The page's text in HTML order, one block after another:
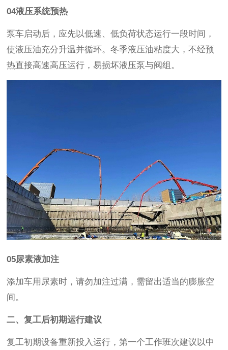
04液压系统预热
泵车启动后，应先以低速、低负荷状态运行一段时间，
使液压油充分升温并循环。冬季液压油粘度大，不经预
热直接高速高压运行，易损坏液压泵与阀组。
05尿素液加注
添加车用尿素时，请勿加注过满，需留出适当的膨胀空
间。
二、复工后初期运行建议
复工初期设备重新投入运行，第一个工作班次建议以中